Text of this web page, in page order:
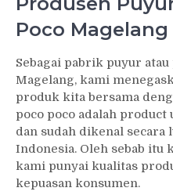
Poco Magelang
Sebagai pabrik puyur
Magelang, kami
produk kita bersama
poco poco adalah
dan sudah dikenal secara
Indonesia. Oleh sebab
kami punyai kualitas
kepuasan konsumen.